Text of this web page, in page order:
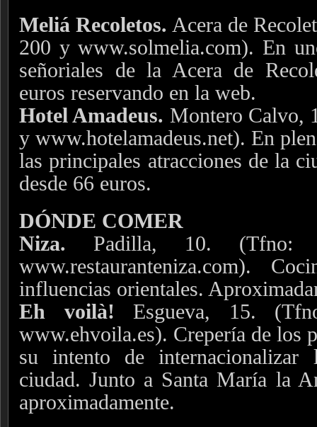
Meliá Recoletos. Acera de
200 y www.solmelia.com). En
señoriales de la Acera de
euros reservando en la web.
Hotel Amadeus. Montero Calvo,
y www.hotelamadeus.net). En
las principales atracciones de la
desde 66 euros.
DÓNDE COMER
Niza. Padilla, 10.
www.restauranteniza.com).
influencias orientales.
Eh voilà! Esgueva, 15.
www.ehvoila.es). Crepería de los
su intento de
ciudad. Junto a Santa María la
aproximadamente.